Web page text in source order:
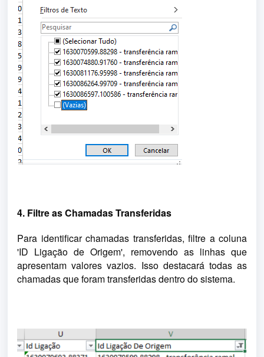
4. Filtre as Chamadas Transferidas
Para identificar chamadas transferidas, filtre a coluna
'ID Ligação de Origem', removendo as linhas que
apresentam valores vazios. Isso destacará todas as
chamadas que foram transferidas dentro do sistema.